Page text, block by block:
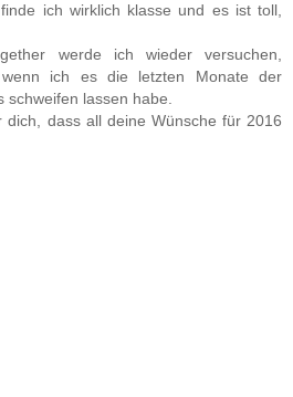
ich wirklich klasse und es ist toll,
werde ich wieder versuchen,
wenn ich es die letzten Monate der
schweifen lassen habe.
dich, dass all deine Wünsche für 2016